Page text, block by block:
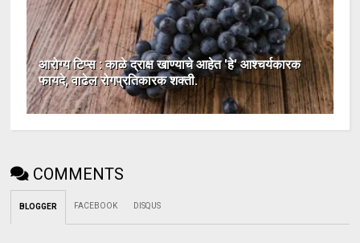
आरोग्य टिप्स : काळे द्राक्ष खाण्याचे आहेत 'हे' आश्चर्यकारक
फायदे, वाढेल रोगप्रतिकारक शक्ती.
COMMENTS
BLOGGER FACEBOOK DISQUS